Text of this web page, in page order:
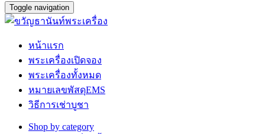
Toggle navigation
หน้าแรก
พระเครื่องเปิดจอง
พระเครื่องทั้งหมด
หมายเลขพัสดุEMS
วิธีการเช่าบูชา
Shop by category